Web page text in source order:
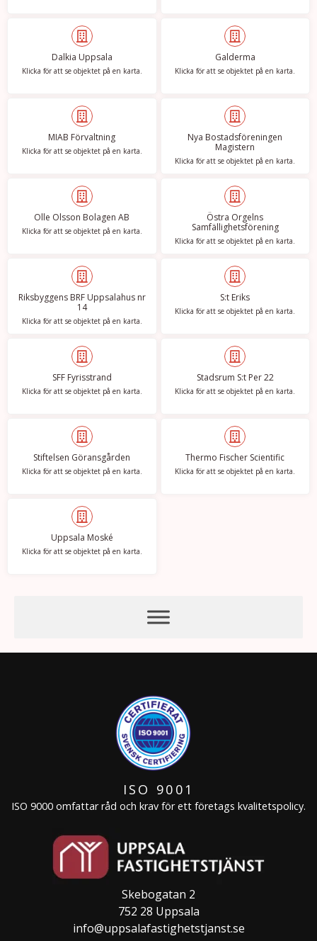
Dalkia Uppsala
Klicka för att se objektet på en karta.
Galderma
Klicka för att se objektet på en karta.
MIAB Förvaltning
Klicka för att se objektet på en karta.
Nya Bostadsföreningen
Magistern
Klicka för att se objektet på en karta.
Olle Olsson Bolagen AB
Klicka för att se objektet på en karta.
Östra Orgelns
Samfällighetsförening
Klicka för att se objektet på en karta.
Riksbyggens BRF Uppsalahus nr
14
Klicka för att se objektet på en karta.
S:t Eriks
Klicka för att se objektet på en karta.
SFF Fyrisstrand
Klicka för att se objektet på en karta.
Stadsrum S:t Per 22
Klicka för att se objektet på en karta.
Stiftelsen Göransgården
Klicka för att se objektet på en karta.
Thermo Fischer Scientific
Klicka för att se objektet på en karta.
Uppsala Moské
Klicka för att se objektet på en karta.
ISO 9001
ISO 9000 omfattar råd och krav för ett företags kvalitetspolicy.
Skebogatan 2
752 28 Uppsala
info@uppsalafastighetstjanst.se